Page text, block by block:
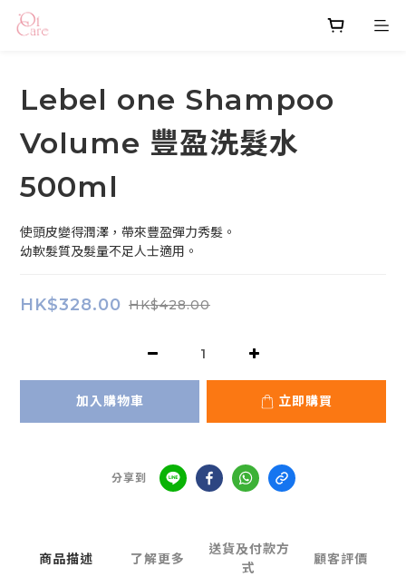
Lebel one Shampoo
Volume 豐盈洗髮水
500ml
使頭皮變得潤澤，帶來豐盈彈力秀髮。
幼軟髮質及髮量不足人士適用。
HK$328.00 HK$428.00
加入購物車 立即購買
分享到
商品描述 了解更多
送貨及付款方
式
顧客評價